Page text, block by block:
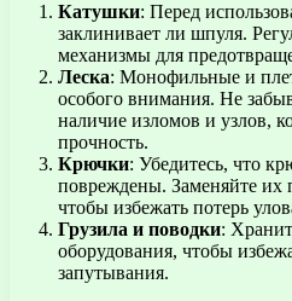
Катушки: Перед
заклинивает ли шпуля.
механизмы для
Леска: Монофильные и
особого внимания. Не
наличие изломов и узлов,
прочность.
Крючки: Убедитесь, что
повреждены. Заменяйте их
чтобы избежать потерь
Грузила и поводки:
оборудования, чтобы
запутывания.